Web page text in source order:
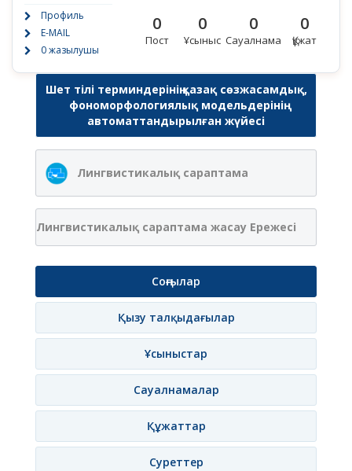
Профиль
E-MAIL
0 жазылушы
0
Пост
0
Ұсыныс
0
Сауалнама
0
Құжат
Шет тілі терминдерінің қазақ сөзжасамдық,
фономорфологиялық модельдерінің
автоматтандырылған жүйесі
Лингвистикалық сараптама
Лингвистикалық сараптама жасау Ережесі
Соңғылар
Қызу талқыдағылар
Ұсыныстар
Сауалнамалар
Құжаттар
Суреттер